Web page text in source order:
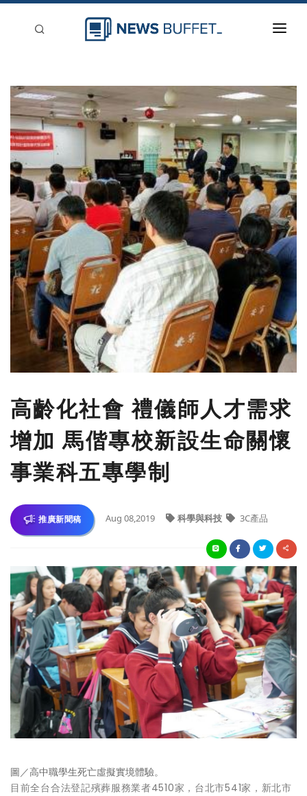
新聞稿分類
登入
刊登
​高齡化社會 禮儀師人才需求
增加 馬偕專校新設生命關懷
事業科五專學制
推廣新聞稿 Aug 08,2019 科學與科技 3C產品
圖／高中職學生死亡虛擬實境體驗。
目前全台合法登記殯葬服務業者4510家，台北市541家，新北市